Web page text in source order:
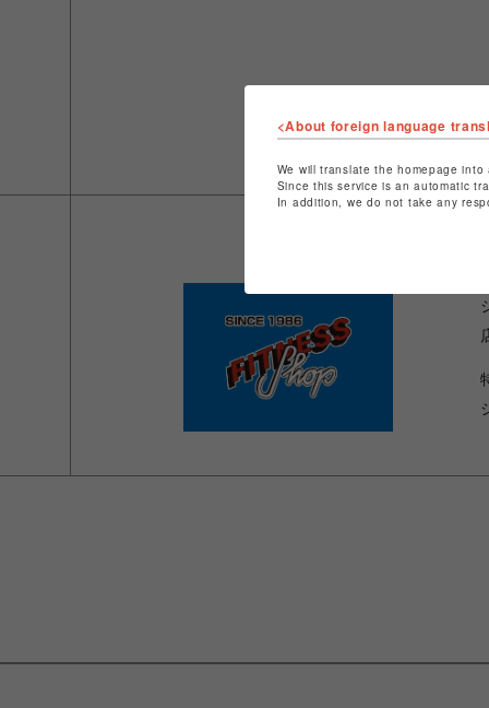
<About foreign language
We will translate the homepage
Since this service is an automatic
In addition, we do not take any